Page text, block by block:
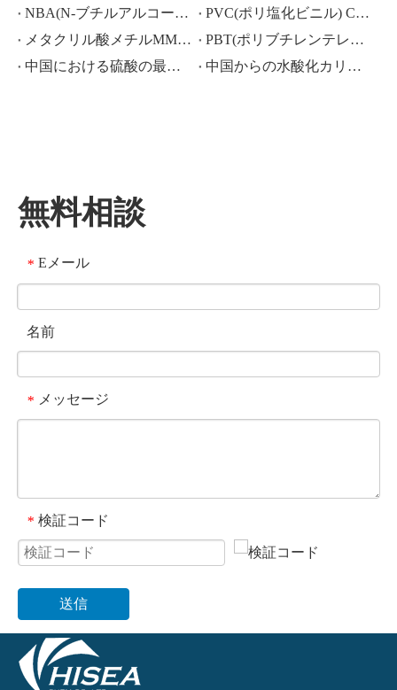
NBA(N-ブチルアルコール)、CAS NO.:71-36-3、業界知識
PVC(ポリ塩化ビニル) CAS NO.:9002-86-2
メタクリル酸メチルMMA CAS 80-62-6の価格が大幅に下落
PBT(ポリブチレンテレフタレート) CAS NO.26062-94-2
中国における硫酸の最近の市場シナリオ: 1 年を振り返る
中国からの水酸化カリウム、水酸化ナトリウム、過酸化水素輸出の活況な市場：過去 1 年間の振り返り
無料相談
* Eメール
名前
* メッセージ
* 検証コード
送信